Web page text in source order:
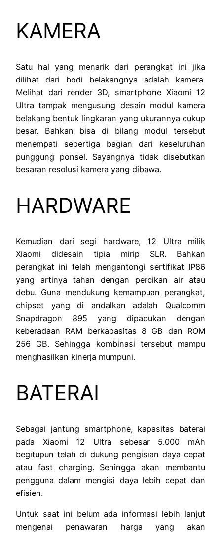
KAMERA
Satu hal yang menarik dari perangkat ini jika
dilihat dari bodi belakangnya adalah kamera.
Melihat dari render 3D, smartphone Xiaomi 12
Ultra tampak mengusung desain modul kamera
belakang bentuk lingkaran yang ukurannya cukup
besar. Bahkan bisa di bilang modul tersebut
menempati sepertiga bagian dari keseluruhan
punggung ponsel. Sayangnya tidak disebutkan
besaran resolusi kamera yang dibawa.
HARDWARE
Kemudian dari segi hardware, 12 Ultra milik
Xiaomi didesain tipia mirip SLR. Bahkan
perangkat ini telah mengantongi sertifikat IP86
yang artinya tahan dengan percikan air atau
debu. Guna mendukung kemampuan perangkat,
chipset yang di andalkan adalah Qualcomm
Snapdragon 895 yang dipadukan dengan
keberadaan RAM berkapasitas 8 GB dan ROM
256 GB. Sehingga kombinasi tersebut mampu
menghasilkan kinerja mumpuni.
BATERAI
Sebagai jantung smartphone, kapasitas baterai
pada Xiaomi 12 Ultra sebesar 5.000 mAh
begitupun telah di dukung pengisian daya cepat
atau fast charging. Sehingga akan membantu
pengguna dalam mengisi daya lebih cepat dan
efisien.
Untuk saat ini belum ada informasi lebih lanjut
mengenai penawaran harga yang akan